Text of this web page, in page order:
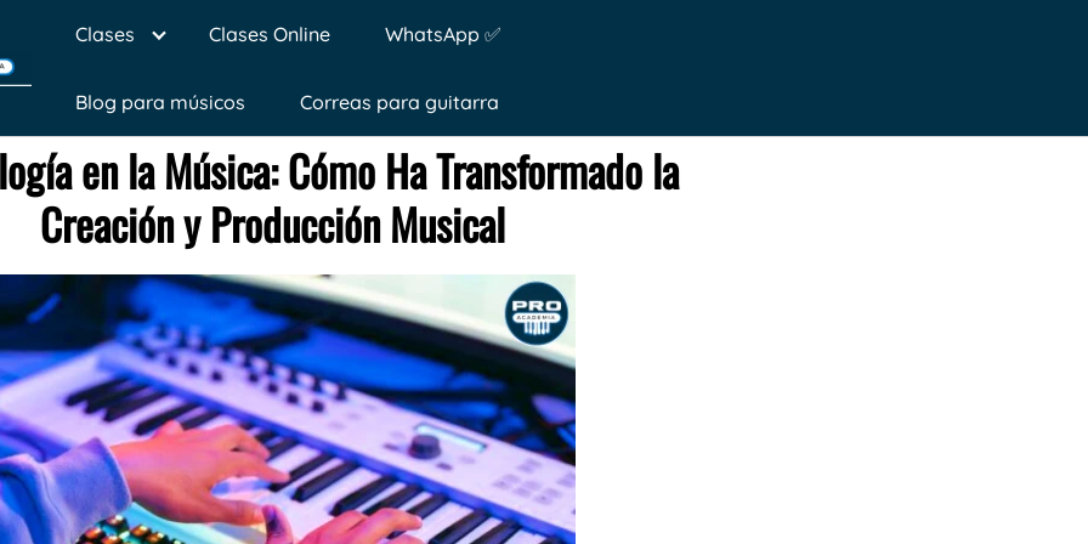
Clases Clases Online WhatsApp ✅
Blog para músicos Correas para guitarra
en la Música: Cómo Ha Transformado la
Creación y Producción Musical